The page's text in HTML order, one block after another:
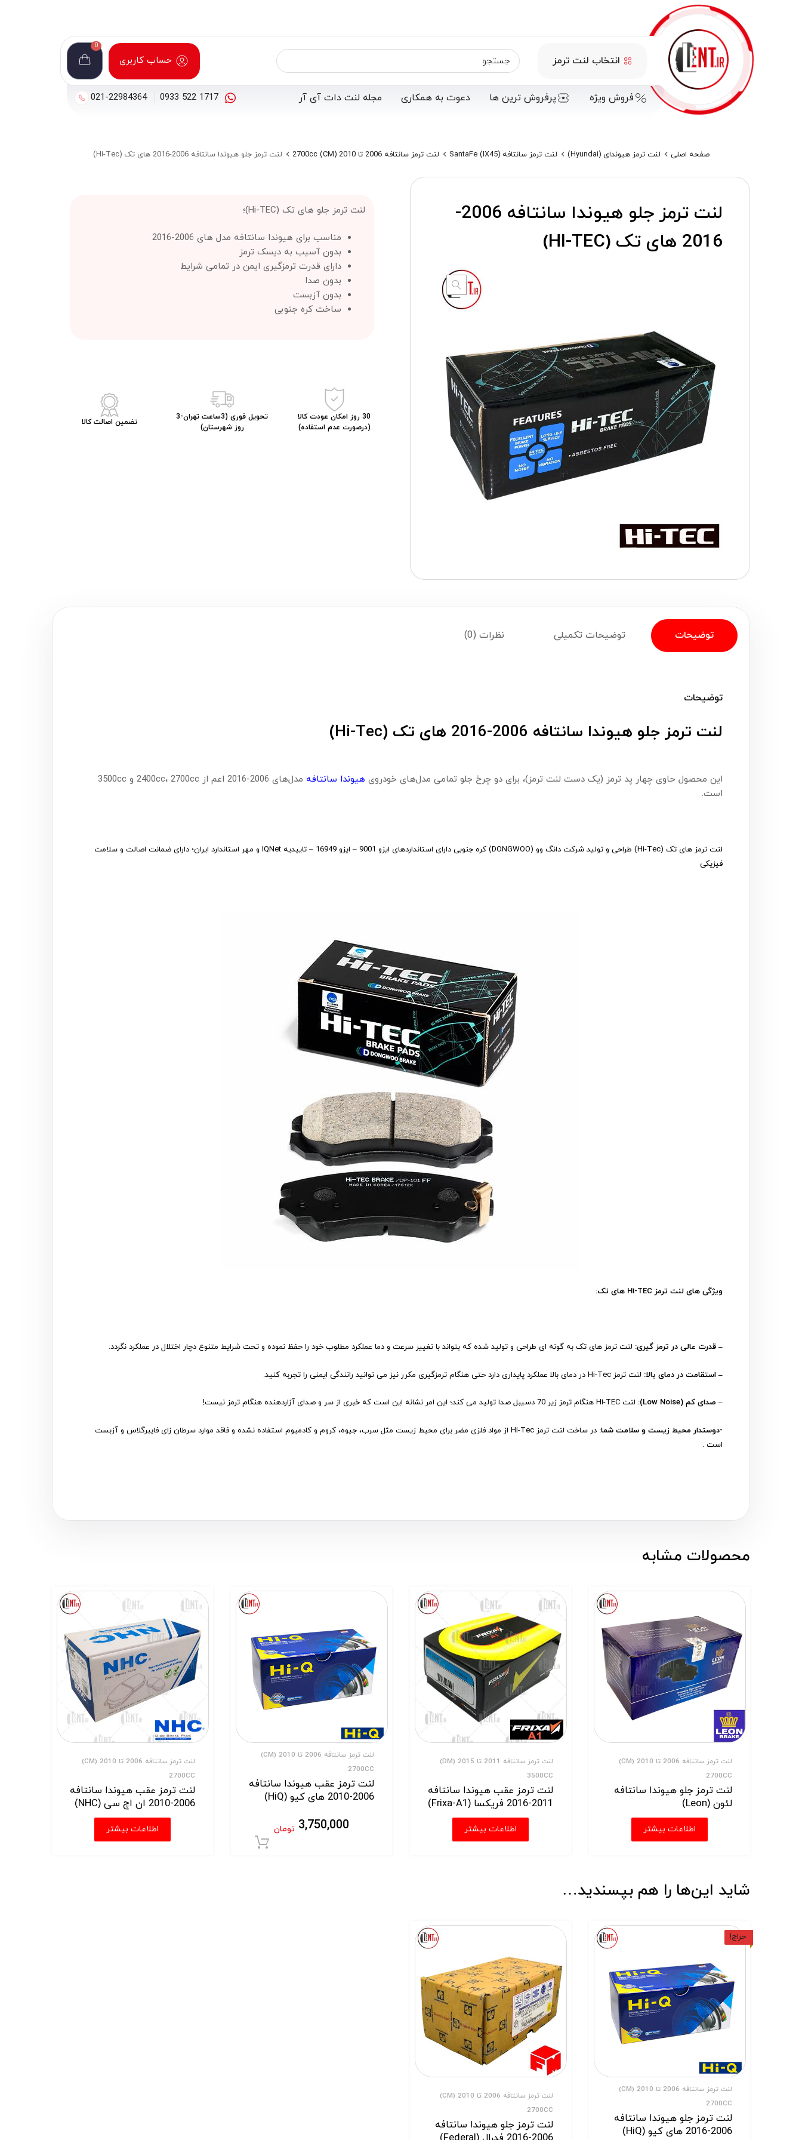
انتخاب لنت ترمز حساب کاربری
0
فروش ویژه پرفروش ترین ها دعوت به همکاری مجله لنت دات آی آر 1717 522 0933
021-22984364
صفحه اصلی لنت ترمز هیوندای (Hyundai) لنت ترمز سانتافه SantaFe (IX45) لنت ترمز سانتافه 2006 تا 2010 (CM) 2700cc لنت ترمز جلو هیوندا سانتافه 2006-2016 های تک (Hi-Tec)
لنت ترمز جلو هیوندا سانتافه 2006-
2016 های تک (HI-TEC)
لنت ترمز جلو های تک (Hi-TEC)؛
مناسب برای هیوندا سانتافه مدل های 2006-2016
بدون آسیب به دیسک ترمز
دارای قدرت ترمزگیری ایمن در تمامی شرایط
بدون صدا
بدون آزبست
ساخت کره جنوبی
30 روز امکان عودت کالا
(درصورت عدم استفاده)
تحویل فوری (3ساعت تهران-3
روز شهرستان)
تضمین اصالت کالا
توضیحات توضیحات تکمیلی نظرات (0)
توضیحات
لنت ترمز جلو هیوندا سانتافه 2006-2016 های تک (Hi-Tec)
این محصول حاوی چهار پد ترمز (یک دست لنت ترمز)، برای دو چرخ جلو تمامی مدل‌های خودروی هیوندا سانتافه
مدل‌های 2006-2016 اعم از 2400cc، 2700cc و 3500cc
است.
لنت ترمز های تک (Hi-Tec) طراحی و تولید شرکت دانگ وو (DONGWOO) کره جنوبی دارای استانداردهای ایزو 9001 – ایزو 16949 – تاییدیه IQNet و مهر استاندارد ایران؛ دارای ضمانت اصالت و سلامت
فیزیکی
ویژگی های لنت ترمز Hi-TEC های تک:
– قدرت عالی در ترمز گیری: لنت ترمز های تک به گونه ای طراحی و تولید شده که بتواند با تغییر سرعت و دما عملکرد مطلوب خود را حفظ نموده و تحت شرایط متنوع دچار اختلال در عملکرد نگردد.
– استقامت در دمای بالا: لنت ترمز Hi-Tec در دمای بالا عملکرد پایداری دارد حتی هنگام ترمزگیری مکرر نیز می توانید رانندگی ایمنی را تجربه کنید.
– صدای کم (Low Noise): لنت Hi-TEC هنگام ترمز زیر 70 دسیبل صدا تولید می کند؛ این امر نشانه این است که خبری از سر و صدای آزاردهنده هنگام ترمز نیست!
-دوستدار محیط زیست و سلامت شما:
در ساخت لنت ترمز Hi-Tec از مواد فلزی مضر برای محیط زیست مثل سرب، جیوه، کروم و کادمیوم استفاده نشده و فاقد موارد سرطان زای فایبرگلاس و آزبست
است .
شاید این‌ها را هم بپسندید…
حراج!
لنت ترمز سانتافه 2006 تا 2010 (CM)
2700CC
لنت ترمز جلو هیوندا سانتافه
2006-2016 های کیو (HiQ)
لنت ترمز سانتافه 2006 تا 2010 (CM)
2700CC
لنت ترمز جلو هیوندا سانتافه
محصولات مشابه
لنت ترمز سانتافه 2006 تا 2010 (CM)
2700CC
لنت ترمز جلو هیوندا سانتافه
لئون (Leon)
اطلاعات بیشتر
لنت ترمز سانتافه 2011 تا 2015 (DM)
3500CC
لنت ترمز عقب هیوندا سانتافه
2011-2016 فریکسا (Frixa-A1)
اطلاعات بیشتر
لنت ترمز سانتافه 2006 تا 2010 (CM)
2700CC
لنت ترمز عقب هیوندا سانتافه
2006-2010 های کیو (HiQ)
3,750,000 تومان
افزودن به سبد خرید
لنت ترمز سانتافه 2006 تا 2010 (CM)
2700CC
لنت ترمز عقب هیوندا سانتافه
2006-2010 ان اچ سی (NHC)
اطلاعات بیشتر